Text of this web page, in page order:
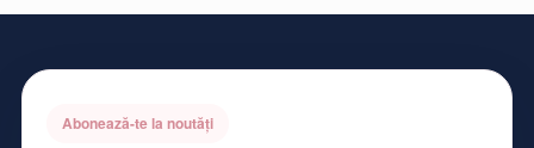
Abonează-te la noutăți